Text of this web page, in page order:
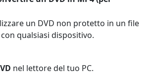
un DVD non protetto in un file
qualsiasi dispositivo.
nel lettore del tuo PC.